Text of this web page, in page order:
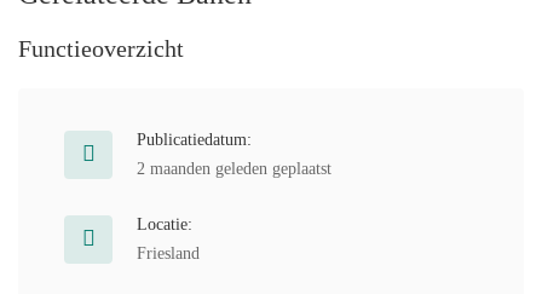
Functieoverzicht
Publicatiedatum:
2 maanden geleden geplaatst
Locatie:
Friesland